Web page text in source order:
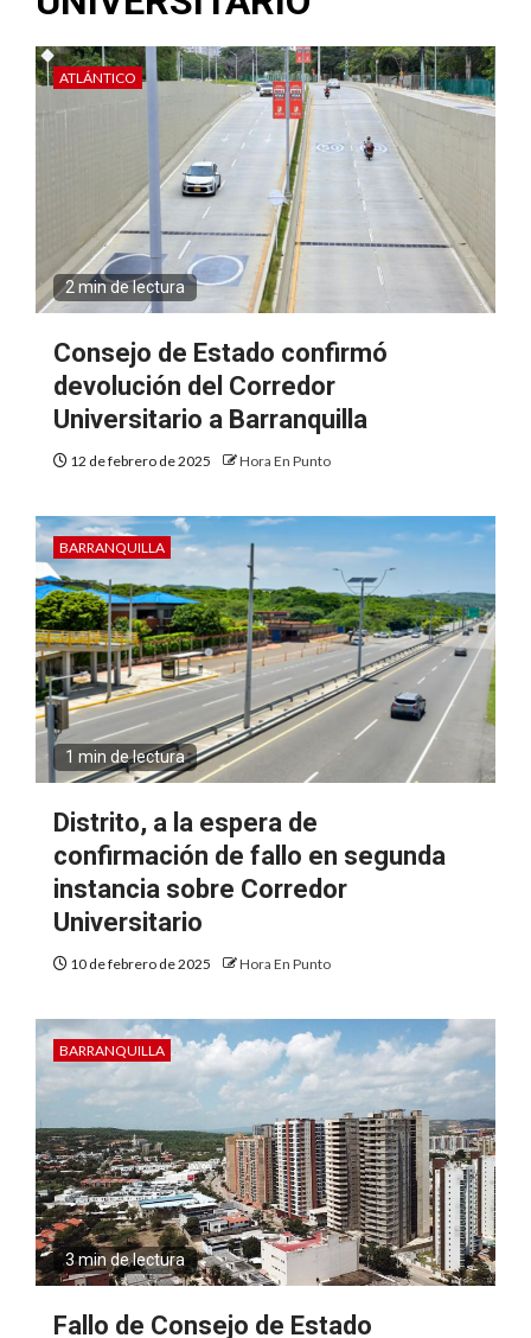
ATLÁNTICO
2 min de lectura
Consejo de Estado confirmó
devolución del Corredor
Universitario a Barranquilla
12 de febrero de 2025 Hora En Punto
BARRANQUILLA
1 min de lectura
Distrito, a la espera de
confirmación de fallo en segunda
instancia sobre Corredor
Universitario
10 de febrero de 2025 Hora En Punto
BARRANQUILLA
3 min de lectura
Fallo de Consejo de Estado